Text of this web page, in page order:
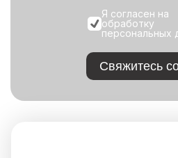
Я согласен на
обработку
персональных
Свяжитесь